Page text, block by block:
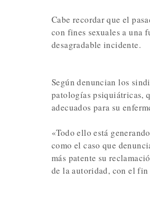
Cabe recordar que el
con fines sexuales a una
desagradable incidente.
Según denuncian los
patologías psiquiátricas,
adecuados para su
«Todo ello está
como el caso que
más patente su
de la autoridad, con el fin